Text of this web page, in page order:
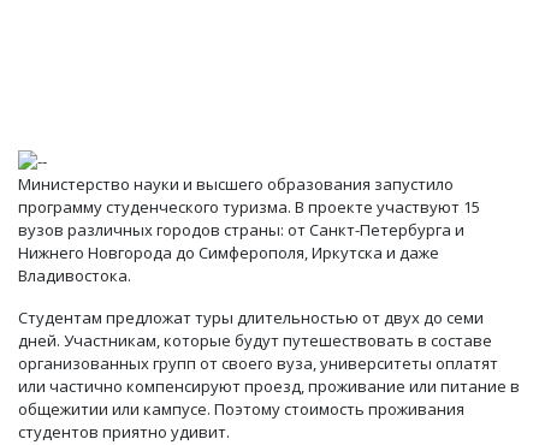
Министерство науки и высшего образования запустило
программу студенческого туризма. В проекте участвуют 15
вузов различных городов страны: от Санкт-Петербурга и
Нижнего Новгорода до Симферополя, Иркутска и даже
Владивостока.
Студентам предложат туры длительностью от двух до семи
дней. Участникам, которые будут путешествовать в составе
организованных групп от своего вуза, университеты оплатят
или частично компенсируют проезд, проживание или питание в
общежитии или кампусе. Поэтому стоимость проживания
студентов приятно удивит.